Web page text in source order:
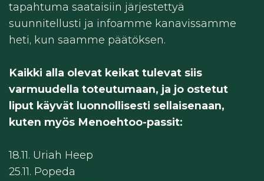
tapahtuma saataisiin järjestettyä
suunnitellusti ja infoamme kanavissamme
heti, kun saamme päätöksen.
Kaikki alla olevat keikat tulevat siis
varmuudella toteutumaan, ja jo ostetut
liput käyvät luonnollisesti sellaisenaan,
kuten myös Menoehtoo-passit:
18.11. Uriah Heep
25.11. Popeda